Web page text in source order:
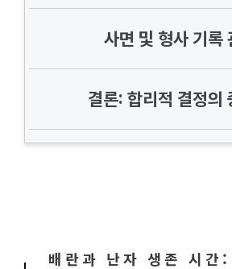
사면 및 형사 기록
결론: 합리적 결정의
배란과 난자 생존 시간